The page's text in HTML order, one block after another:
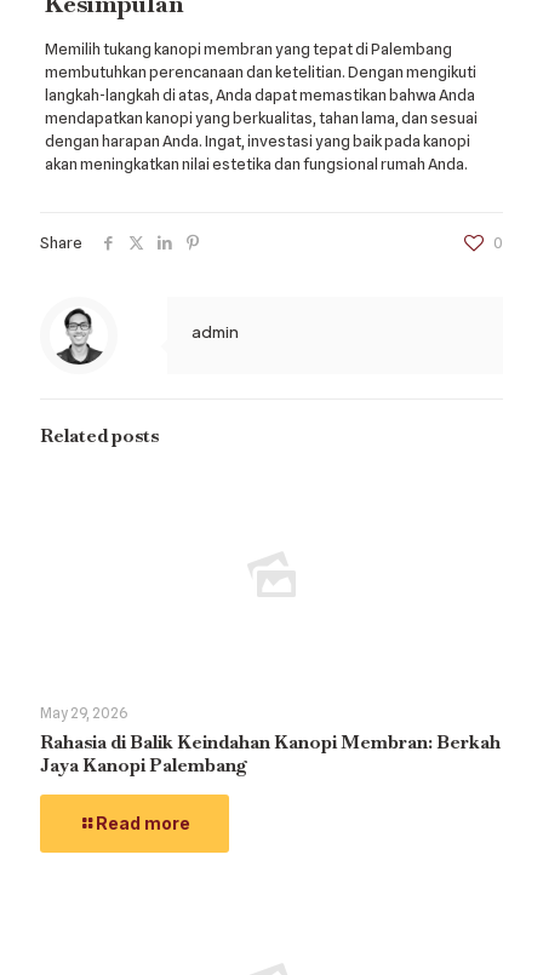
Memilih tukang kanopi membran yang tepat di Palembang
membutuhkan perencanaan dan ketelitian. Dengan mengikuti
langkah-langkah di atas, Anda dapat memastikan bahwa Anda
mendapatkan kanopi yang berkualitas, tahan lama, dan sesuai
dengan harapan Anda. Ingat, investasi yang baik pada kanopi
akan meningkatkan nilai estetika dan fungsional rumah Anda.
Share 0
admin
Related posts
May 29, 2026
Rahasia di Balik Keindahan Kanopi Membran: Berkah
Jaya Kanopi Palembang
Read more